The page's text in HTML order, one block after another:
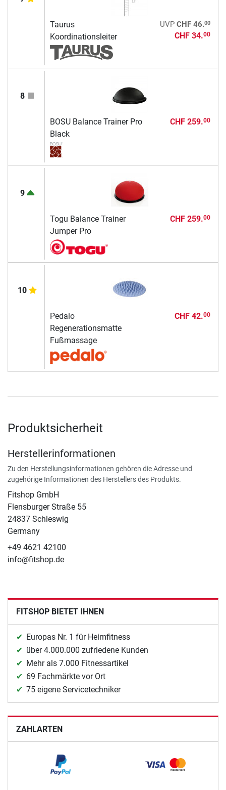
Taurus
Koordinationsleiter
UVP CHF 46.00
CHF 34.00
8
BOSU Balance Trainer Pro
Black
CHF 259.00
9
Togu Balance Trainer
Jumper Pro
CHF 259.00
10
Pedalo
Regenerationsmatte
Fußmassage
CHF 42.00
Produktsicherheit
Herstellerinformationen
Zu den Herstellungsinformationen gehören die Adresse und
zugehörige Informationen des Herstellers des Produkts.
Fitshop GmbH
Flensburger Straße 55
24837 Schleswig
Germany
+49 4621 42100
info@fitshop.de
FITSHOP BIETET IHNEN
Europas Nr. 1 für Heimfitness
über 4.000.000 zufriedene Kunden
Mehr als 7.000 Fitnessartikel
69 Fachmärkte vor Ort
75 eigene Servicetechniker
ZAHLARTEN